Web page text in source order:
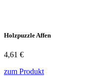
Holzpuzzle Affen
4,61 €
zum Produkt